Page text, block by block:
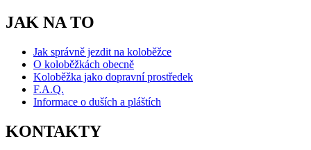
JAK NA TO
Jak správně jezdit na koloběžce
O koloběžkách obecně
Koloběžka jako dopravní prostředek
F.A.Q.
Informace o duších a pláštích
KONTAKTY